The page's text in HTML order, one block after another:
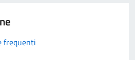
frequenti